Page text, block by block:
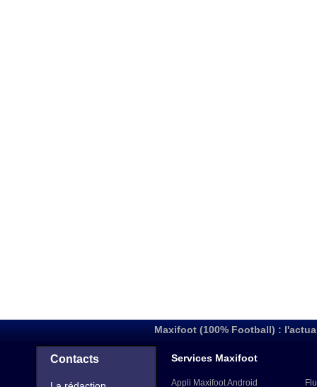
Maxifoot (100% Football) :
Contacts Services Maxifoot
Appli Maxifoot Android